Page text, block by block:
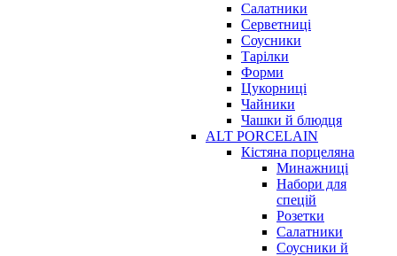
Салатники
Серветниці
Соусники
Тарілки
Форми
Цукорниці
Чайники
Чашки й блюдця
ALT PORCELAIN
Кістяна порцеляна
Минажниці
Набори для
спецій
Розетки
Салатники
Соусники й